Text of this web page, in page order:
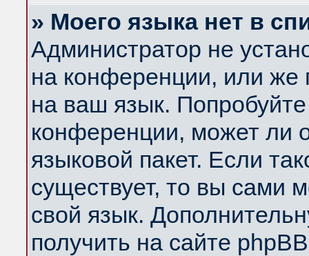
» Моего языка нет в
Администратор не
на конференции, или же
на ваш язык.
конференции, может ли
языковой пакет. Если
существует, то вы сами
свой язык.
получить на сайте